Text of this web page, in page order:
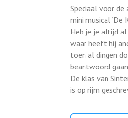
Speciaal voor de
mini musical ‘De
Heb je je altijd
waar heeft hij
toen al dingen
beantwoord
De klas van
is op rijm